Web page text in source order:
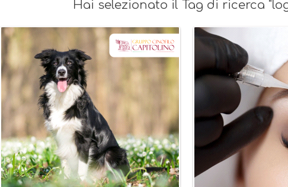
Hai selezionato il Tag di ricerca